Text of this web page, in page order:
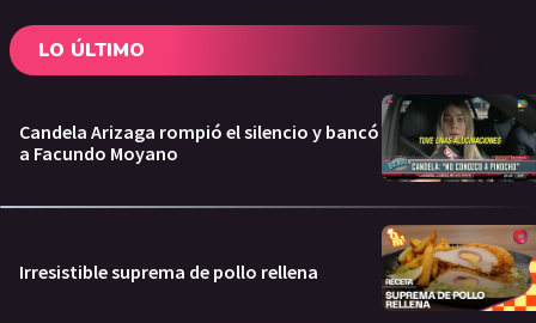
LO ÚLTIMO
Candela Arizaga rompió el silencio y bancó
a Facundo Moyano
Irresistible suprema de pollo rellena